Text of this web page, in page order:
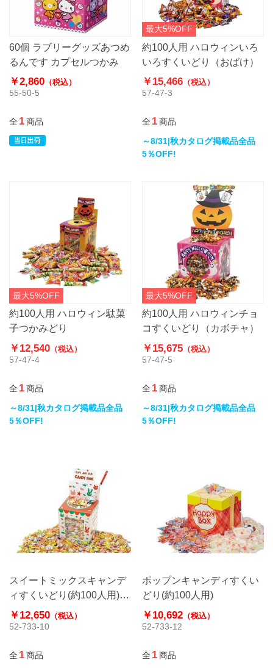
60個 ラブリーグッズあつめ
るんです カプセルつかみ
￥2,860 （税込）
55-50-5
全1商品
最大5%OFF
約100人用 ハロウィンいろ
いろすくいどり（おばけ）
￥15,466（税込）
57-47-3
全1商品
～8/31|秋カタログ掲載品全品
5％OFF!
最大5%OFF
約100人用 ハロウィン駄菓
子つかみどり
￥12,540 （税込）
57-47-4
全1商品
～8/31|秋カタログ掲載品全品
5％OFF!
最大5%OFF
約100人用 ハロウィンチョ
コすくいどり（カボチャ）
￥15,675（税込）
57-47-5
全1商品
～8/31|秋カタログ掲載品全品
5％OFF!
スイートミックスキャンデ
ィすくいどり(約100人用)
イベントセット
￥12,650 （税込）
52-733-10
全1商品
ポップンキャンディすくい
どり(約100人用)
￥10,692（税込）
52-733-12
全1商品